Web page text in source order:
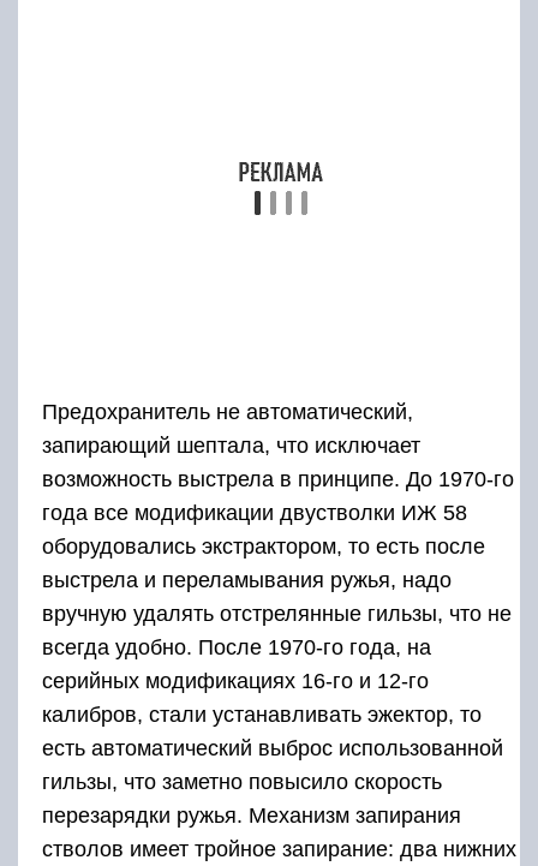
оборудовались экстрактором, то есть после
выстрела и переламывания ружья, надо
гильзы, что заметно повысило скорость
перезарядки ружья. Механизм запирания
стволов имеет тройное запирание: два нижних
крюка и верхний поперечный болт с рычагом
отпирания. Достаточно простой и надёжный